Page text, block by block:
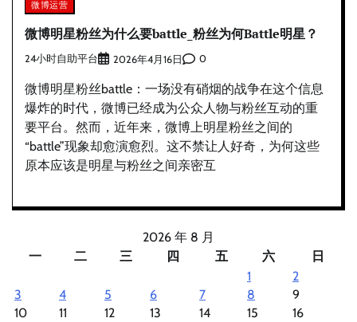
微博运营
微博明星粉丝为什么要battle_粉丝为何Battle明星？
24小时自助平台 2026年4月16日 0
微博明星粉丝battle：一场没有硝烟的战争在这个信息
爆炸的时代，微博已经成为公众人物与粉丝互动的重
要平台。然而，近年来，微博上明星粉丝之间的
“battle”现象却愈演愈烈。这不禁让人好奇，为何这些
原本应该是明星与粉丝之间亲密互
2026 年 8 月
一
二 三 四 五 六
日
1
2
3
4 5 6 7 8
9
10
11 12 13 14 15
16